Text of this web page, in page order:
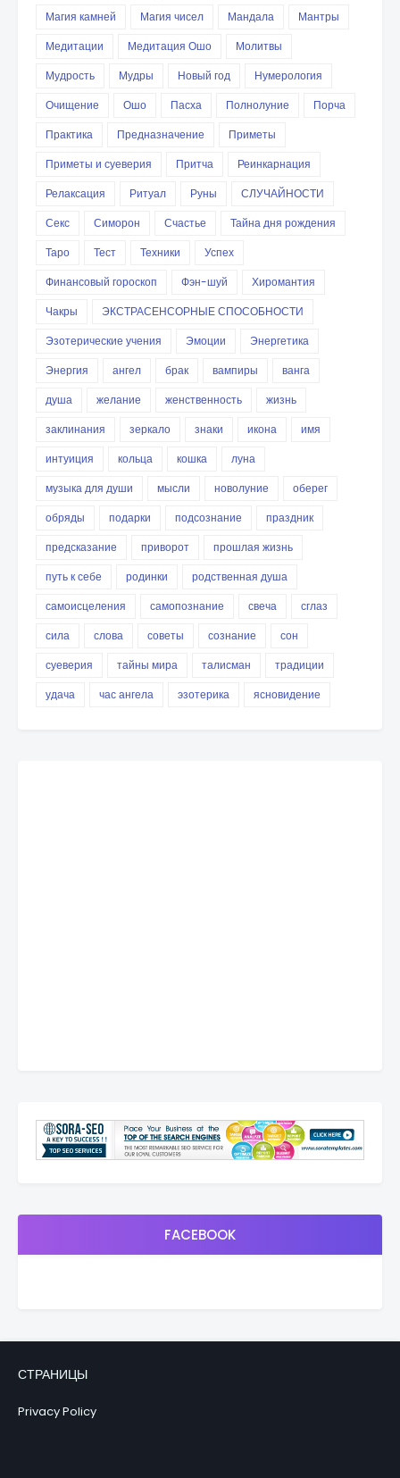
Магия камней
Магия чисел Мандала
Мантры
Медитации
Медитация Ошо
Молитвы
Мудрость
Мудры Новый год
Нумерология
Очищение
Ошо Пасха Полнолуние
Порча
Практика
Предназначение
Приметы
Приметы и суеверия
Притча
Реинкарнация
Релаксация
Ритуал Руны
СЛУЧАЙНОСТИ
Секс
Симорон Счастье
Тайна дня рождения
Таро
Тест Техники
Успех
Финансовый гороскоп
Фэн-шуй
Хиромантия
Чакры
ЭКСТРАСЕНСОРНЫЕ СПОСОБНОСТИ
Эзотерические учения
Эмоции
Энергетика
Энергия
ангел брак вампиры
ванга
душа
желание женственность
жизнь
заклинания
зеркало знаки икона
имя
интуиция
кольца кошка
луна
музыка для души
мысли новолуние
оберег
обряды
подарки подсознание
праздник
предсказание
приворот
прошлая жизнь
путь к себе
родинки
родственная душа
самоисцеления
самопознание свеча
сглаз
сила
слова советы сознание
сон
суеверия
тайны мира талисман
традиции
удача
час ангела эзотерика ясновидение
FACEBOOK
СТРАНИЦЫ
Privacy Policy